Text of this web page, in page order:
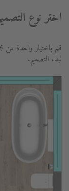
اختر نوع
قم باختيار واحدة من
لبدء التصميم.